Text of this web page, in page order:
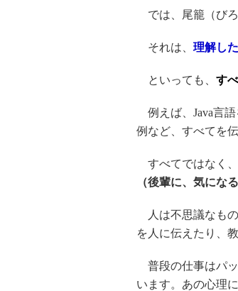
では、尾籠（びろ
それは、 理解し
といっても、 す
例えば、Java言
例など、すべてを
すべてではなく、
（後輩に、気にな
人は不思議なも
を人に伝えたり、
普段の仕事はパ
います。あの心理